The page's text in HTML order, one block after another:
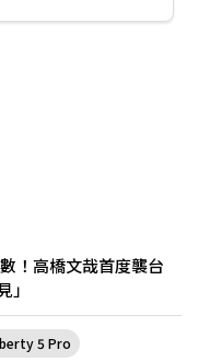
！高橋文哉首度襲台
」
5 Pro